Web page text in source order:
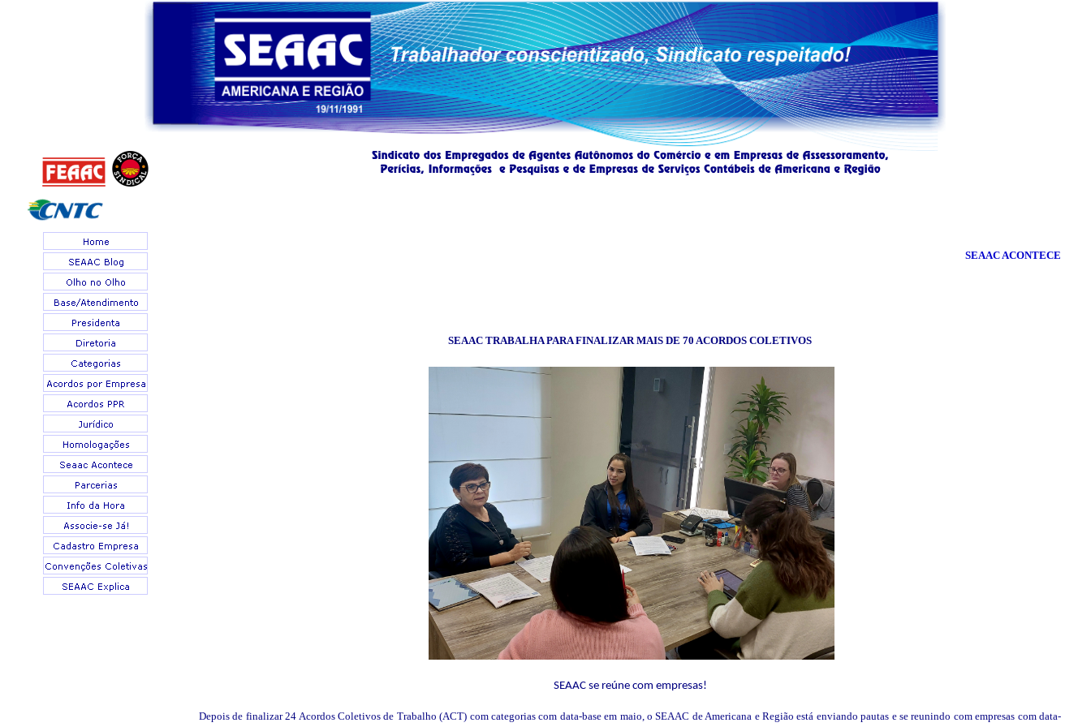
SEAAC ACONTECE
SEAAC TRABALHA PARA FINALIZAR MAIS DE 70 ACORDOS COLETIVOS
SEAAC se reúne com empresas!
Depois de finalizar 24 Acordos Coletivos de Trabalho (ACT) com categorias com data-base em maio, o SEAAC de Americana e Região está enviando pautas e se reunindo com empresas com data-